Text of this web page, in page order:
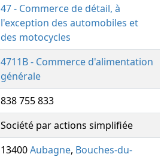
47 - Commerce de détail, à
l'exception des automobiles et
des motocycles
4711B - Commerce d'alimentation
générale
838 755 833
Société par actions simplifiée
13400Aubagne, Bouches-du-